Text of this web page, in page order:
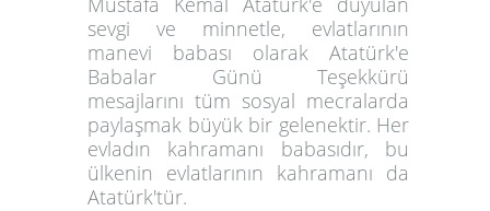
sevgi ve minnetle, evlatlarının
manevi babası olarak Atatürk'e
Babalar Günü Teşekkürü
mesajlarını tüm sosyal mecralarda
paylaşmak büyük bir gelenektir. Her
evladın kahramanı babasıdır, bu
ülkenin evlatlarının kahramanı da
Atatürk'tür.